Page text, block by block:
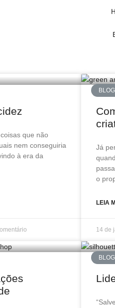
que não
nem conseguiria
à era da
BLOG
Já
o
LEIA
14 de
BLOG